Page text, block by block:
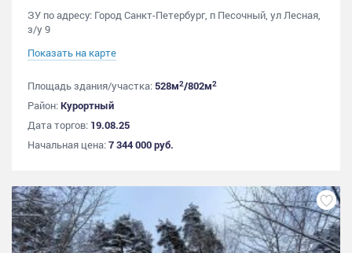
ЗУ по адресу: Город Санкт-Петербург, п Песочный, ул Лесная,
з/у 9
Показать на карте
Площадь здания/участка:528м2/802м2
Район:Курортный
Дата торгов: 19.08.25
Начальная цена:7 344 000 руб.